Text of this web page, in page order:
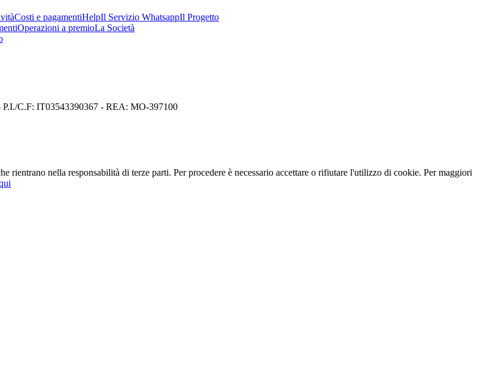
Costi e pagamentiHelpIl Servizio WhatsappIl Progetto
Operazioni a premioLa Società
C.F: IT03543390367 - REA: MO-397100
nella responsabilità di terze parti. Per procedere è necessario accettare o rifiutare l'utilizzo di cookie. Per maggiori